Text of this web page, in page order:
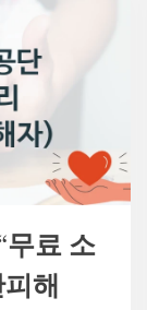
무료 소
해